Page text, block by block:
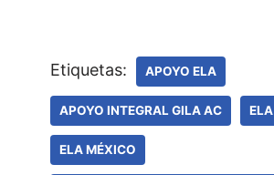
Etiquetas: APOYO ELA
APOYO INTEGRAL GILA AC ELA
ELA MÉXICO